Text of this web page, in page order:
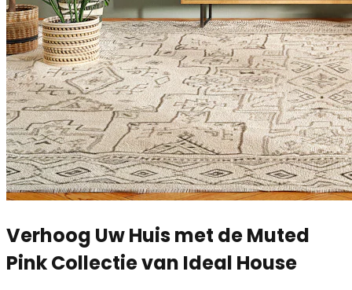
Verhoog Uw Huis met de Muted
Pink Collectie van Ideal House